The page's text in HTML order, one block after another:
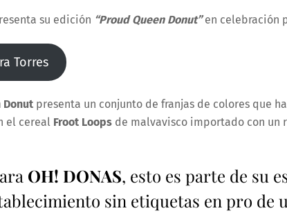
su edición “Proud Queen Donut”en celebración
Torres
Donut presenta un conjunto de franjas de colores que
el cereal Froot Loops de malvavisco importado con un
OH! DONAS, esto es parte de su
sin etiquetas en pro de